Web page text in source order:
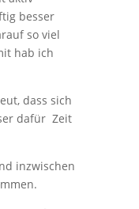
besser
so viel
hab ich
dass sich
dafür Zeit
inzwischen